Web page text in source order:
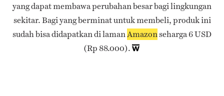
yang dapat membawa perubahan besar bagi lingkungan
sekitar. Bagi yang berminat untuk membeli, produk ini
sudah bisa didapatkan di lamanAmazonseharga 6 USD
(Rp 88.000).